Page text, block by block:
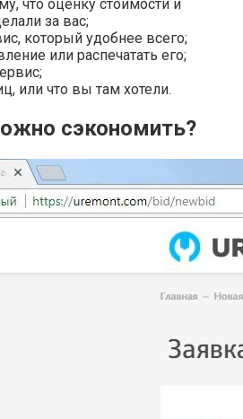
что оценку стоимости и
за вас;
который удобнее всего;
или распечатать его;
или что вы там хотели.
сэкономить?